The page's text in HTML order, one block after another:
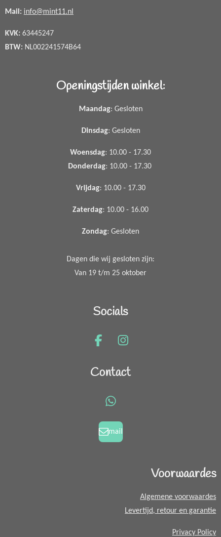
Mail: info@mint11.nl
KVK: 63445247
BTW: NL002241574B64
Openingstijden winkel:
Maandag: Gesloten
Dinsdag: Gesloten
Woensdag: 10.00 - 17.30
Donderdag: 10.00 - 17.30
Vrijdag: 10.00 - 17.30
Zaterdag: 10.00 - 16.00
Zondag: Gesloten
Dagen die wij gesloten zijn:
Van 19 t/m 25 oktober
Socials
F
c
k
I
s
a
m
Contact
W
a
t
mail
Voorwaardes
Algemene voorwaardes
Levertijd, retour en garantie
Privacy Policy